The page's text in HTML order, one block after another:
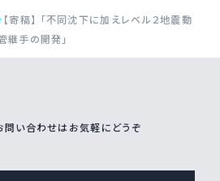
【寄稿】 「不同沈下に加えレベル２地震動
継手の開発」
問い合わせはお気軽にどうぞ